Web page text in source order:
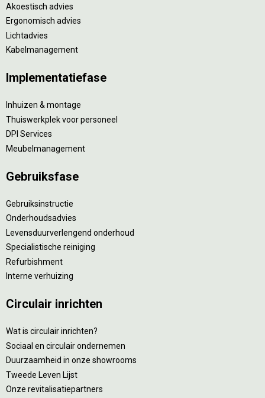
Akoestisch advies
Ergonomisch advies
Lichtadvies
Kabelmanagement
Implementatiefase
Inhuizen & montage
Thuiswerkplek voor personeel
DPI Services
Meubelmanagement
Gebruiksfase
Gebruiksinstructie
Onderhoudsadvies
Levensduurverlengend onderhoud
Specialistische reiniging
Refurbishment
Interne verhuizing
Circulair inrichten
Wat is circulair inrichten?
Sociaal en circulair ondernemen
Duurzaamheid in onze showrooms
Tweede Leven Lijst
Onze revitalisatiepartners